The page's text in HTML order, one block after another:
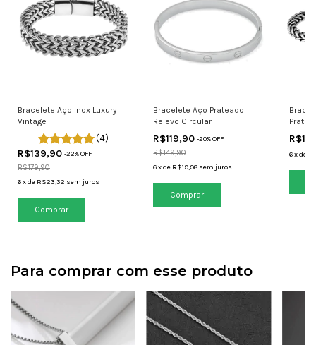
Bracelete Aço Inox Luxury
Vintage
(4)
R$139,90 -22% OFF
R$179,90
6xde R$23,32 sem juros
Bracelete Aço Prateado
Relevo Circular
R$119,90-20% OFF
R$149,90
6 xde R$19,98 sem juros
6xde
Para comprar com esse produto